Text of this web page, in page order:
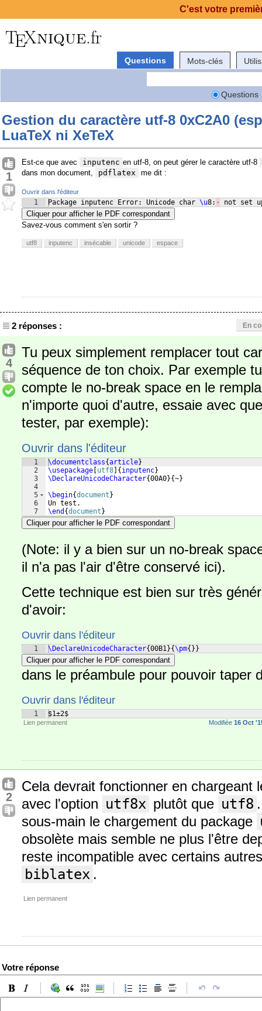
Questions Mots-clés
Questions
Gestion du caractère utf-8 0xC2A0
LuaTeX ni XeTeX
1
Est-ce que avec inputenc en utf-8, on peut gérer le caractère utf-8
dans mon document,
pdflatex me dit :
Ouvrir dans l'éditeur
1 Package inputenc Error: Unicode char \u8: · not set
Cliquer pour afficher le PDF correspondant
Savez-vous comment s'en sortir ?
utf8 inputenc insécable unicode espace
2 réponses : En
4
Tu peux simplement remplacer tout
séquence de ton choix. Par exemple
compte le no-break space en le
n'importe quoi d'autre, essaie avec
tester, par exemple):
Ouvrir dans l'éditeur
1
2
3
4
5
6
7
\documentclass{article}
\usepackage utf8 { inputenc}
\DeclareUnicodeCharacter{00A0}{~}
\begin{document }
Un test.
\end {document }
Cliquer pour afficher le PDF correspondant
(Note: il y a bien sur un no-break
il n'a pas l'air d'être conservé ici).
Cette technique est bien sur très
d'avoir:
Ouvrir dans l'éditeur
1 \DeclareUnicodeCharacter{00B1}{\pm{ }}
Cliquer pour afficher le PDF correspondant
dans le préambule pour pouvoir taper
Ouvrir dans l'éditeur
1 $1±2$
Lien permanent Modifiée 16 Oct
2
Cela devrait fonctionner en chargeant
avec l'option utf8x plutôt que utf8
sous-main le chargement du package
obsolète mais semble ne plus l'être
reste incompatible avec certains
biblatex .
Lien permanent
Votre réponse
C'est votre